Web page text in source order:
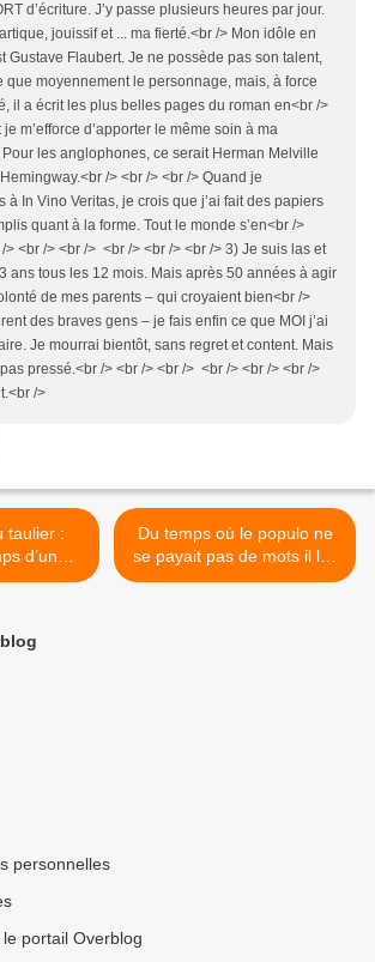
d’écriture. J’y passe plusieurs heures par jour.
jouissif et ... ma fierté.<br /> Mon idôle en
Gustave Flaubert. Je ne possède pas son talent,
que moyennement le personnage, mais, à force
il a écrit les plus belles pages du roman en<br />
m’efforce d’apporter le même soin à ma
les anglophones, ce serait Herman Melville
/> <br /> <br /> Quand je
à In Vino Veritas, je crois que j’ai fait des papiers
quant à la forme. Tout le monde s’en<br />
> <br /> <br /> <br /> <br /> <br /> 3) Je suis las et
ans tous les 12 mois. Mais après 50 années à agir
de mes parents – qui croyaient bien<br />
des braves gens – je fais enfin ce que MOI j’ai
Je mourrai bientôt, sans regret et content. Mais
pressé.<br /> <br /> <br /> <br /> <br /> <br />
/>
d’un
Du temps où le populo ne
se payait pas de mots il les
appelait les soulots… le
personnelles
portail Overblog